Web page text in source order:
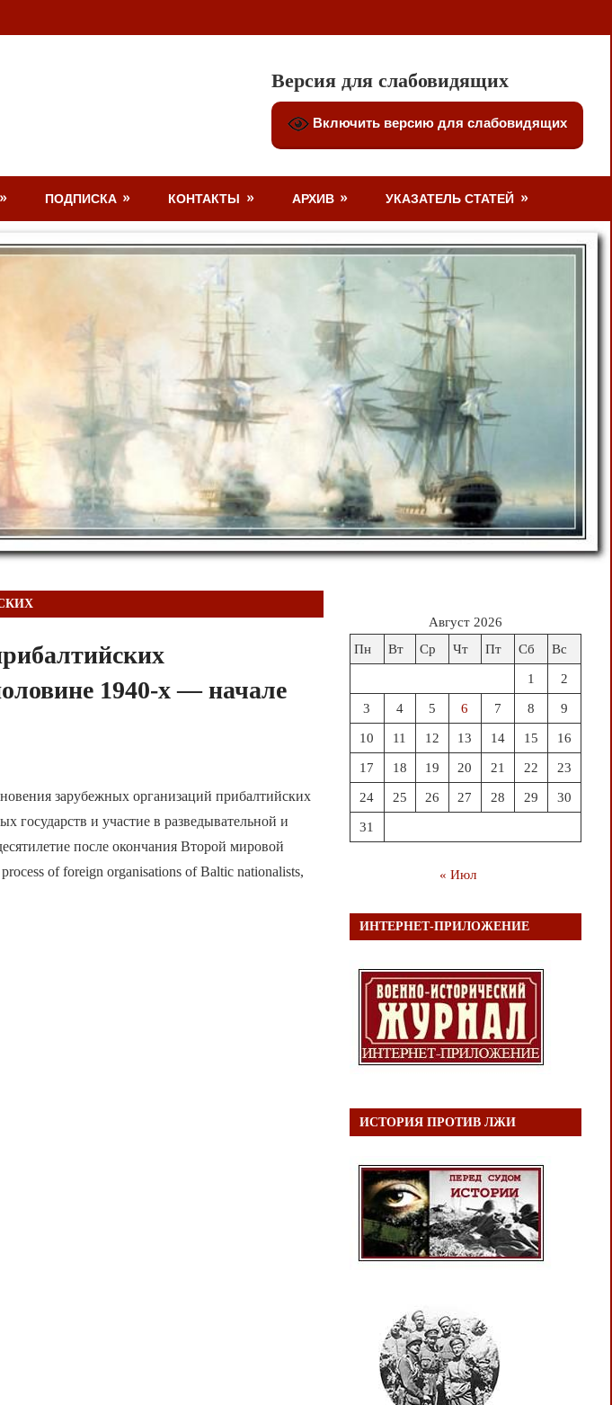
Версия для слабовидящих
Включить версию для слабовидящих
ПОДПИСКА КОНТАКТЫ АРХИВ УКАЗАТЕЛЬ СТАТЕЙ
1940-х — начале
зарубежных организаций прибалтийских
государств и участие в разведывательной и
после окончания Второй мировой
of foreign organisations of Baltic nationalists,
Август 2026
Пн
Вт Ср Чт Пт Сб Вс
1 2
3 4 5 6 7 8 9
10 11 12 13 14 15 16
17 18 19 20 21 22 23
24 25 26 27 28 29 30
31
« Июл
ИНТЕРНЕТ-ПРИЛОЖЕНИЕ
ИСТОРИЯ ПРОТИВ ЛЖИ